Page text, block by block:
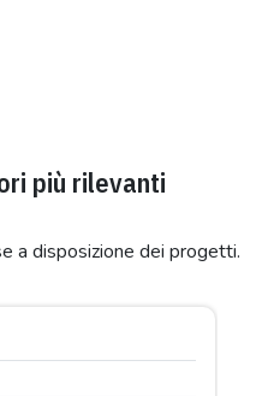
più rilevanti
a disposizione dei progetti.